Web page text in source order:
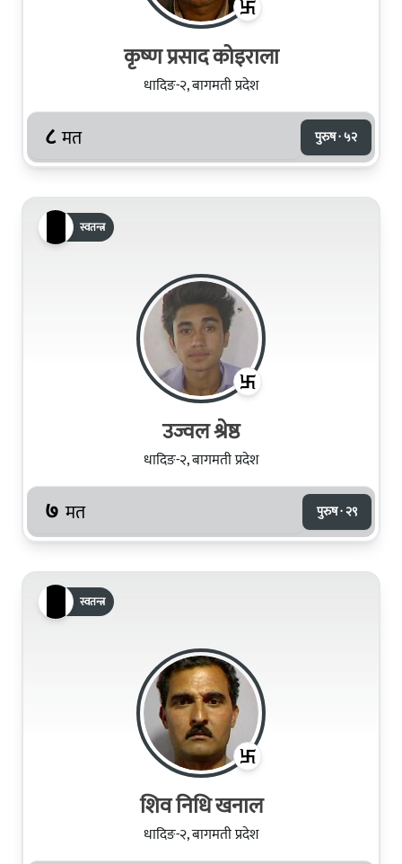
कृष्‍ण प्रसाद कोइराला
धादिङ-२, बागमती प्रदेश
८ मत पुरुष · ५२
स्वतन्त्र
उज्वल श्रेष्ठ
धादिङ-२, बागमती प्रदेश
७ मत पुरुष · २९
स्वतन्त्र
शिव निधि खनाल
धादिङ-२, बागमती प्रदेश